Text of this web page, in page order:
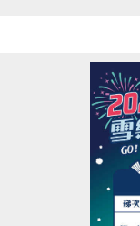
留下最歡樂、最
【加碼優惠】
凡報名球類營隊
【報名資訊】開